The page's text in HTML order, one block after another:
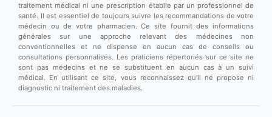
traitement médical ni une prescription établie par un professionnel de
santé. Il est essentiel de toujours suivre les recommandations de votre
médecin ou de votre pharmacien. Ce site fournit des informations
générales sur une approche relevant des médecines non
conventionnelles et ne dispense en aucun cas de conseils ou
consultations personnalisés. Les praticiens répertoriés sur ce site ne
sont pas médecins et ne se substituent en aucun cas à un suivi
médical. En utilisant ce site, vous reconnaissez qu'il ne propose ni
diagnostic ni traitement des maladies.